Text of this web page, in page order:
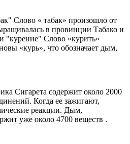
Слово « табак» произошло от
в провинции Табако и
"курение" Слово «курить»
«курь», что обозначает дым,
Сигарета содержит около 2000
Когда ее зажигают,
реакции. Дым,
уже около 4700 веществ .